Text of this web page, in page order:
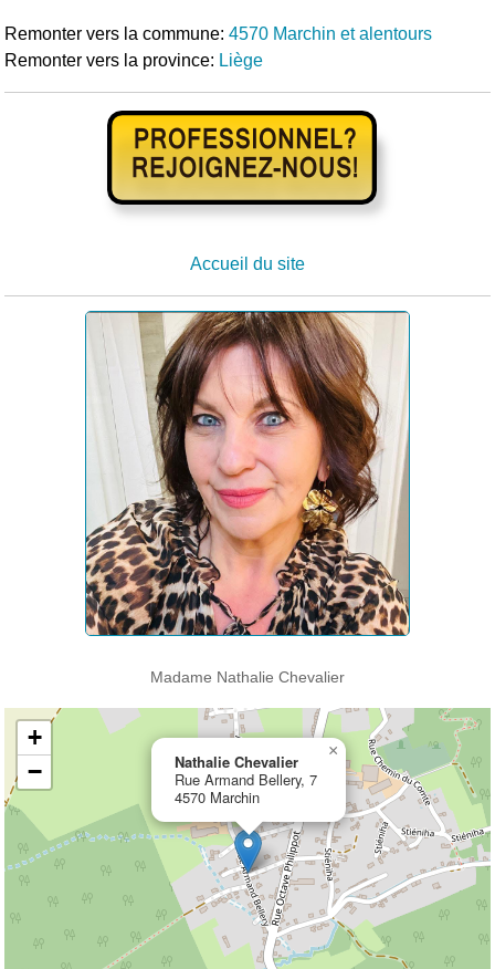
Remonter vers la commune:4570 Marchin et alentours
Remonter vers la province: Liège
Accueil du site
Madame Nathalie Chevalier
Nathalie Chevalier
Rue Armand Bellery, 7
4570 Marchin
×
+
−